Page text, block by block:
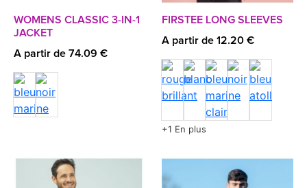
WOMENS CLASSIC 3-IN-1
JACKET
A partir de 74.09 €
FIRSTEE LONG SLEEVES
A partir de 12.20 €
+1 En plus